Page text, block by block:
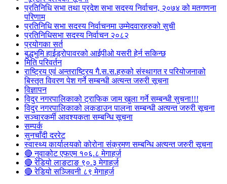
प्रतिनिधि सभा तथा प्रदेश सभा सदस्य निर्वाचन, २०७४ को मतगणना
परिणाम
प्रतिनिधि सभा सदस्य निर्वाचनमा उम्मेदवारहरुको सुची
प्रतिनिधिसभा सदस्य निर्वाचन २०८२
प्रयोगका सर्त
बुद्धभुमि हाईड्रोपावरको आईपीओ यसरी हेर्न सकिन्छ
मिति परिवर्तन
राष्ट्रिय एवं अन्तराष्ट्रिय गै.स.स.हरुको संस्थागत र परियोजनाको
बिस्तृत विवरण पेश गर्ने सम्बन्धी अत्यन्त जरुरी सूचना
विज्ञापन
विदुर नगरपालिकाको ट्राफिक जाम खुला गर्ने सम्बन्धी सुचना!!!
विदुर नगरपालिकाको लकडाउन पालना सम्बन्धी अत्यन्त जरुरी सूचना
सञ्चारकर्मी आवश्यकता सम्बन्धि सूचना
सम्पर्क
सुनचाँदी दररेट
स्वास्थ्य कार्यालयको कोरोना संक्रमण सम्बन्धि अत्यन्त जरुरी सूचना
🔴 नुवाकोट एफएम १०६.८ मेगाहर्ज
🔴 रेडियो लाङटाङ ९०.३ मेगाहर्ज
🔴 रेडियो सञ्जिवनी ८९ मेगाहर्ज